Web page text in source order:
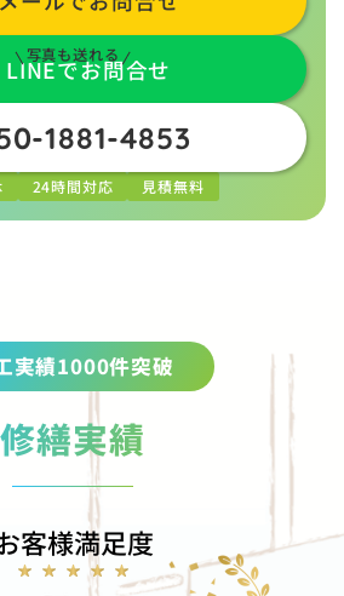
写真も送れる
LINEでお問合せ
1881-4853
24時間対応 見積無料
実績1000件突破
修繕実績